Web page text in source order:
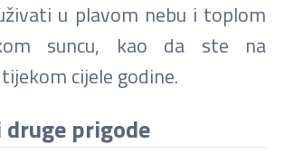
u plavom nebu i toplom
suncu, kao da ste na
cijele godine.
druge prigode